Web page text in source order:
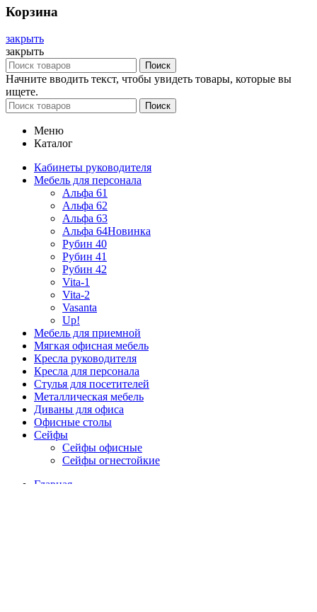
Корзина
закрыть
закрыть
Поиск
Начните вводить текст, чтобы увидеть товары, которые вы
ищете.
Поиск
Меню
Каталог
Кабинеты руководителя
Мебель для персонала
Альфа 61
Альфа 62
Альфа 63
Альфа 64Новинка
Рубин 40
Рубин 41
Рубин 42
Vita-1
Vita-2
Vasanta
Up!
Мебель для приемной
Мягкая офисная мебель
Кресла руководителя
Кресла для персонала
Стулья для посетителей
Металлическая мебель
Диваны для офиса
Офисные столы
Сейфы
Сейфы офисные
Сейфы огнестойкие
Главная